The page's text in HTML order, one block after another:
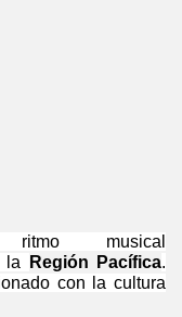
musical
la Región Pacífica.
con la cultura